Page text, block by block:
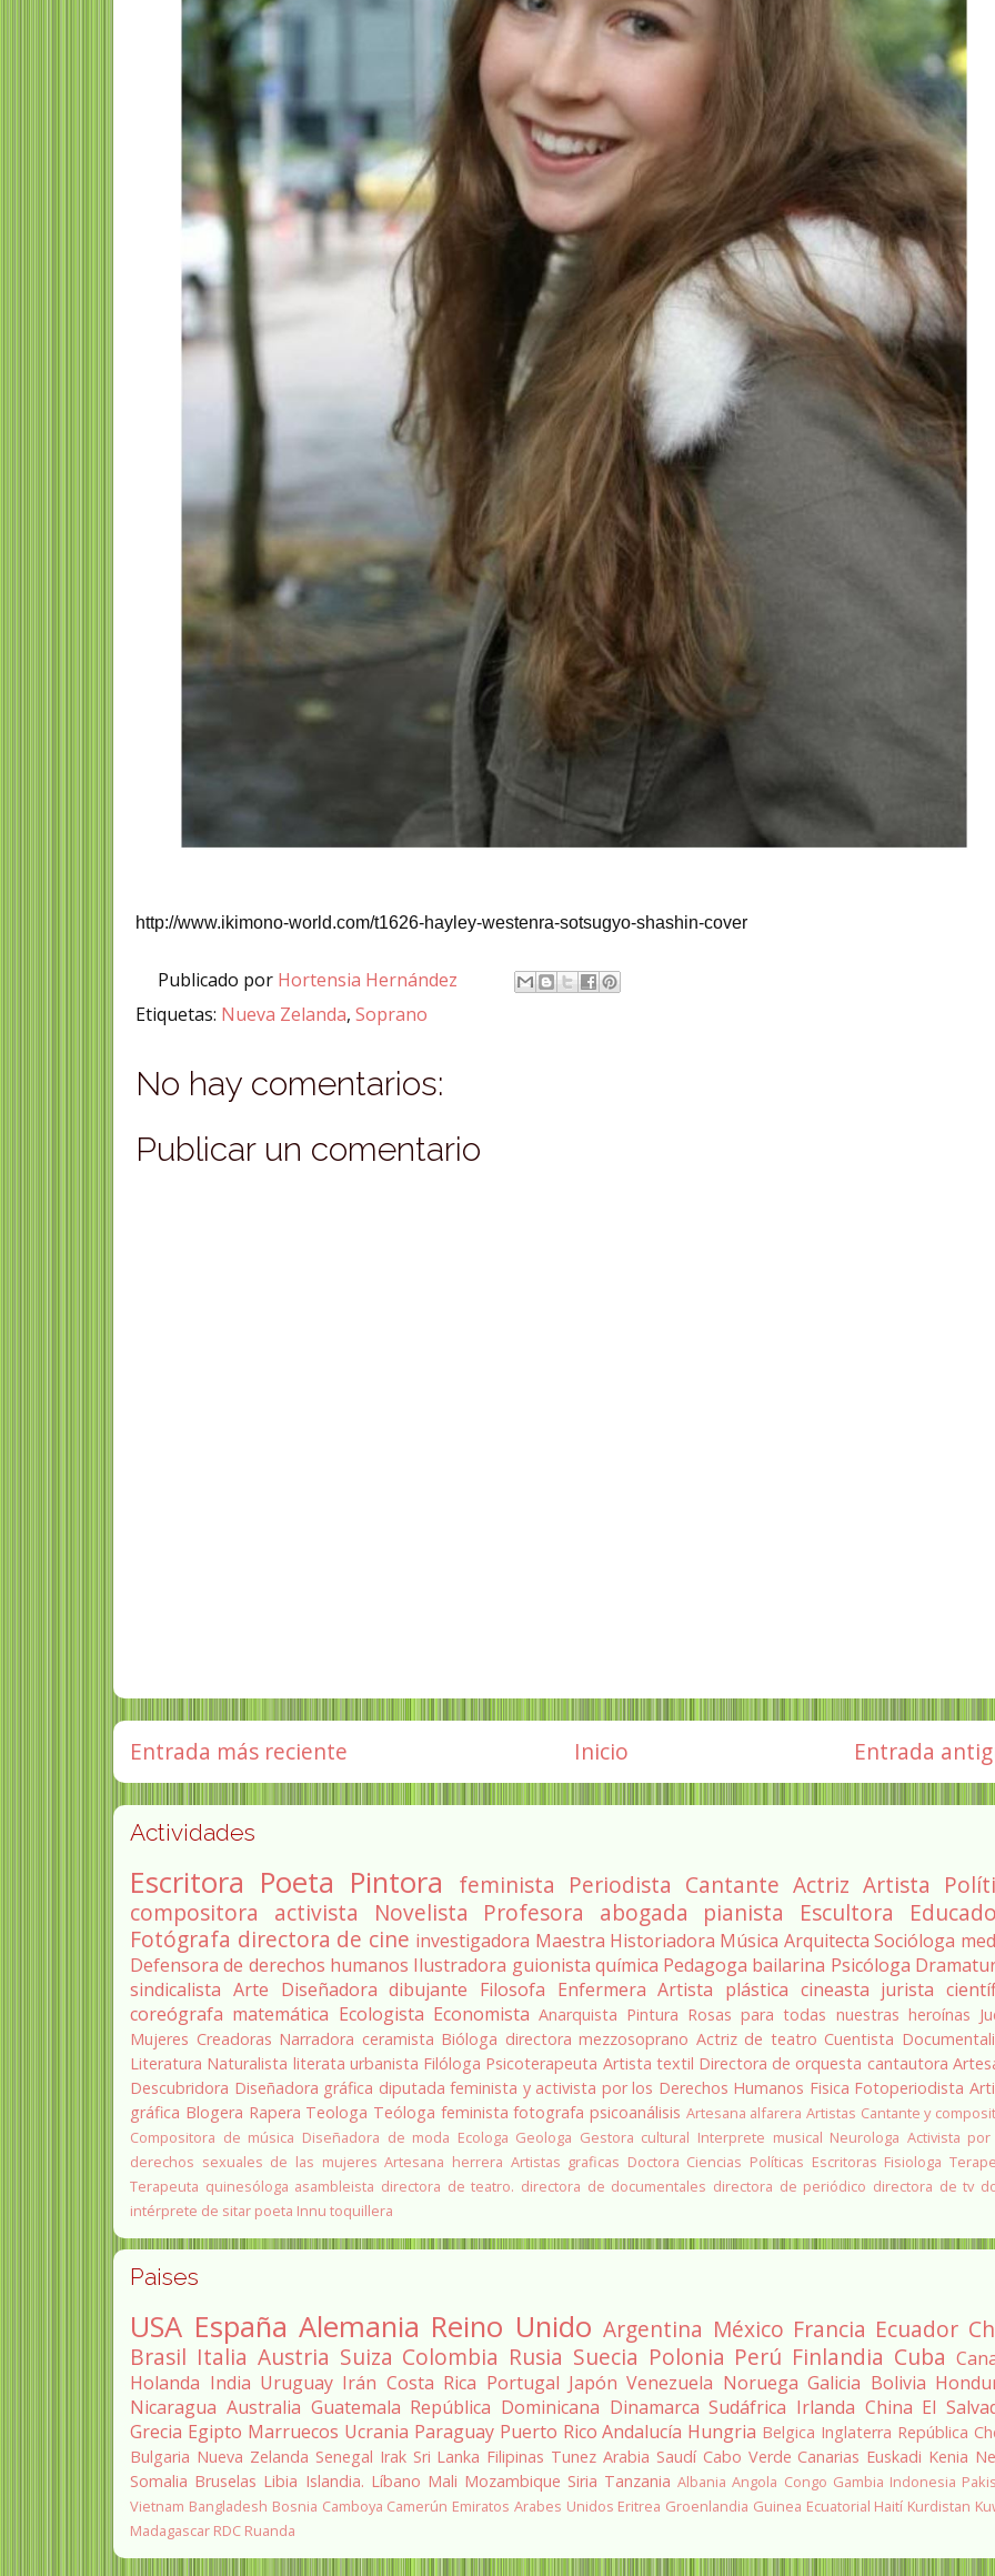
http://www.ikimono-world.com/t1626-hayley-westenra-sotsugyo-shashin-cover
Publicado por Hortensia Hernández
Etiquetas: Nueva Zelanda,Soprano
No hay comentarios:
Publicar un comentario
Entrada más reciente Entrada
Inicio
Actividades
Escritora Poeta Pintora feminista Periodista Cantante Actriz Artista
compositora
activista Novelista Profesora abogada pianista Escultora
Fotógrafa directora de cine investigadora Maestra Historiadora Música Arquitecta Socióloga
Defensora de derechos humanos Ilustradora guionista química Pedagoga bailarina Psicóloga
sindicalista Arte Diseñadora dibujante Filosofa Enfermera Artista plástica cineasta jurista
coreógrafa matemática Ecologista Economista Anarquista Pintura Rosas para todas nuestras heroínas
Mujeres Creadoras Narradora ceramista Bióloga directora mezzosoprano Actriz de teatro Cuentista
Literatura Naturalista literata urbanista Filóloga Psicoterapeuta Artista textil Directora de orquesta cantautora
Descubridora Diseñadora gráfica diputada feminista y activista por los Derechos Humanos Fisica Fotoperiodista
gráfica Blogera Rapera Teologa Teóloga feminista fotografa psicoanálisis Artesana alfarera Artistas Cantante y
Compositora de música Diseñadora de moda Ecologa Geologa Gestora cultural Interprete musical Neurologa Activista
derechos sexuales de las mujeres Artesana herrera Artistas graficas Doctora Ciencias Políticas Escritoras Fisiologa
Terapeuta quinesóloga asambleista directora de teatro. directora de documentales directora de periódico directora de tv
intérprete de sitar poeta Innu toquillera
Paises
USA España Alemania Reino Unido Argentina México Francia Ecuador
Brasil Italia Austria Suiza Colombia Rusia Suecia Polonia Perú Finlandia Cuba
Holanda India Uruguay Irán Costa Rica Portugal Japón Venezuela Noruega Galicia Bolivia
Nicaragua Australia Guatemala República Dominicana Dinamarca Sudáfrica Irlanda China El
Grecia Egipto Marruecos Ucrania Paraguay Puerto Rico Andalucía Hungria Belgica Inglaterra República
Bulgaria Nueva Zelanda Senegal Irak Sri Lanka Filipinas Tunez Arabia Saudí Cabo Verde Canarias Euskadi Kenia
Somalia Bruselas Libia Islandia. Líbano Mali Mozambique Siria Tanzania Albania Angola Congo Gambia Indonesia
Vietnam Bangladesh Bosnia Camboya Camerún Emiratos Arabes Unidos Eritrea Groenlandia Guinea Ecuatorial Haití Kurdistan
Madagascar RDC Ruanda